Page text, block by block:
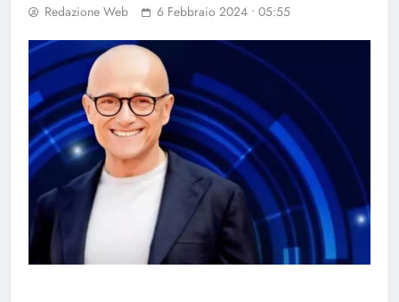
Redazione Web 6 Febbraio 2024 • 05:55